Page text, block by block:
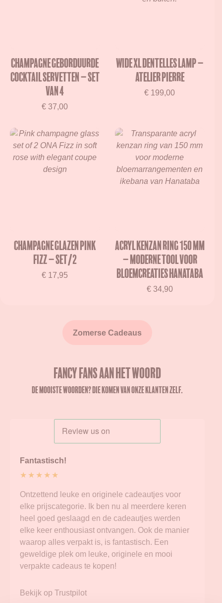
Champagne geborduurde
Cocktail Servetten – Set
van 4
€ 37,00
Wide XL Dentelles Lamp –
Atelier Pierre
€ 199,00
Champagne Glazen Pink
Fizz – Set/2
€ 17,95
Acryl Kenzan Ring 150 mm
– Moderne Tool voor
Bloemcreaties Hanataba
€34,90
Zomerse Cadeaus
Fancy fans aan het woord
De mooiste woorden? Die komen van onze klanten zelf.
Fantastisch!
★ ★ ★ ★ ★
Ontzettend leuke en originele cadeautjes voor
elke prijscategorie. Ik ben nu al meerdere keren
heel goed geslaagd en de cadeautjes werden
elke keer enthousiast ontvangen. Ook de manier
waarop alles verpakt is, is fantastisch. Een
geweldige plek om leuke, originele en mooi
verpakte cadeaus te kopen!
Bekijk op Trustpilot